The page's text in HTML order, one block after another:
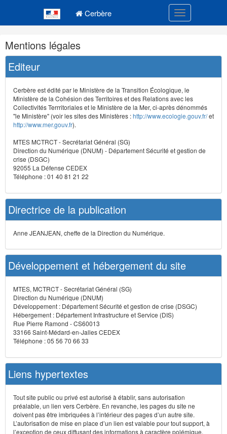
Cerbère Toggle
Navigation
et
outils
annexes
Mentions légales
Editeur
Cerbère est édité par le Ministère de la Transition Écologique, le
Ministère de la Cohésion des Territoires et des Relations avec les
Collectivités Terrritoriales et le Ministère de la Mer, ci-après dénommés
"le Ministère" (voir les sites des Ministères :http://www.ecologie.gouv.fr/et
http://www.mer.gouv.fr).
MTES MCTRCT - Secrétariat Général (SG)
Direction du Numérique (DNUM) - Département Sécurité et gestion de
crise (DSGC)
92055 La Défense CEDEX
Téléphone : 01 40 81 21 22
Directrice de la publication
Anne JEANJEAN, cheffe de la Direction du Numérique.
Développement et hébergement du site
MTES, MCTRCT - Secrétariat Général (SG)
Direction du Numérique (DNUM)
Développement : Département Sécurité et gestion de crise (DSGC)
Hébergement : Département Infrastructure et Service (DIS)
Rue Pierre Ramond - CS60013
33166 Saint-Médard-en-Jalles CEDEX
Téléphone : 05 56 70 66 33
Liens hypertextes
Tout site public ou privé est autorisé à établir, sans autorisation
préalable, un lien vers Cerbère. En revanche, les pages du site ne
doivent pas être imbriquées à l’intérieur des pages d’un autre site.
L’autorisation de mise en place d’un lien est valable pour tout support, à
l’exception de ceux diffusant des informations à caractère polémique,